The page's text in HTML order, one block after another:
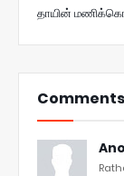
தாயின்
Comments